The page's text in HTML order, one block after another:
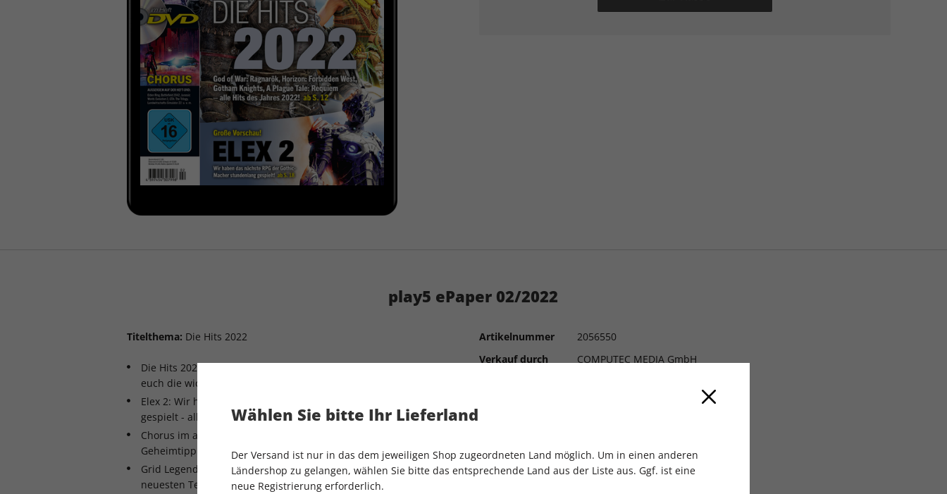
play5 ePaper 02/2022
Titelthema: Die Hits 2022
Die Hits 2022 - Horizon, God of War und Co.: Wir präsentieren
euch die wichtigsten Spiele des kommenden Jahres!
Elex 2: Wir haben das neue RPG der Gothic-Macher stundenlang
gespielt - alle Infos!
Chorus im ausführlichen Test: So gut ist der Science-Fiction-
Geheimtipp Ende 2021.
Grid Legends in der Hands-on-Vorschau: Handfeste Infos zum
neuesten Teil der Racing-Reihe
Artikelnummer
2056550
Verkauf durch
COMPUTEC MEDIA GmbH
Wählen Sie bitte Ihr Lieferland
Der Versand ist nur in das dem jeweiligen Shop zugeordneten Land möglich. Um in einen anderen
Ländershop zu gelangen, wählen Sie bitte das entsprechende Land aus der Liste aus. Ggf. ist eine
neue Registrierung erforderlich.